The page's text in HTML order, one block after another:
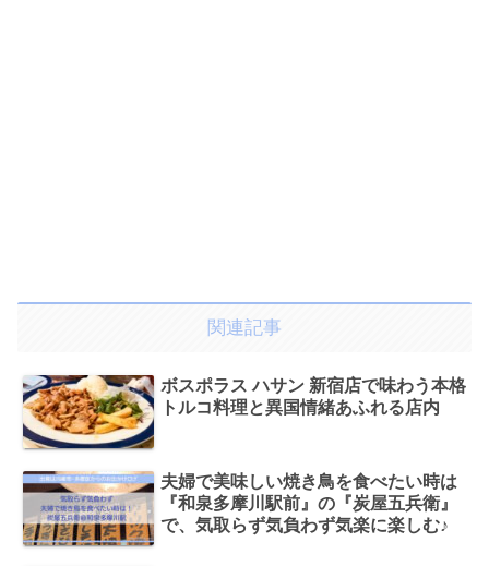
関連記事
ボスポラス ハサン 新宿店で味わう本格
トルコ料理と異国情緒あふれる店内
夫婦で美味しい焼き鳥を食べたい時は
『和泉多摩川駅前』の『炭屋五兵衛』
で、気取らず気負わず気楽に楽しむ♪